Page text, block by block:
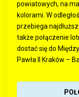
powiatowych, na
kolorami. W
przebiega
także połączenie
dostać się do
Pawła II Kraków –